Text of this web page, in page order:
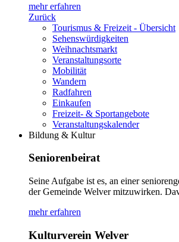
mehr erfahren
Zurück
Tourismus & Freizeit - Übersicht
Sehenswürdigkeiten
Weihnachtsmarkt
Veranstaltungsorte
Mobilität
Wandern
Radfahren
Einkaufen
Freizeit- & Sportangebote
Veranstaltungskalender
Bildung & Kultur
Seniorenbeirat
Seine Aufgabe ist es, an einer
der Gemeinde Welver mitzuwirken.
mehr erfahren
Kulturverein Welver